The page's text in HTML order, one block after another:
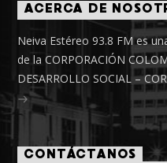
ACERCA DE
Neiva Estéreo 93.8 FM es
de la CORPORACIÓN
DESARROLLO SOCIAL –
CONTÁCTANOS